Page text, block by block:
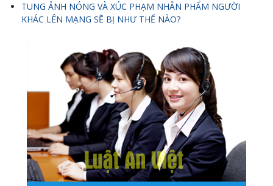
TUNG ẢNH NÓNG VÀ XÚC PHẠM NHÂN PHẨM NGƯỜI
KHÁC LÊN MẠNG SẼ BỊ NHƯ THẾ NÀO?